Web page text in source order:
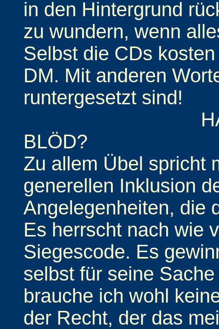
in den Hintergrund
zu wundern, wenn
Selbst die CDs
DM. Mit anderen
runtergesetzt sind!
HÄLT
BLÖD?
Zu allem Übel spricht
generellen Inklusion
Angelegenheiten, die
Es herrscht nach wie
Siegescode. Es
selbst für seine
brauche ich wohl
der Recht, der das